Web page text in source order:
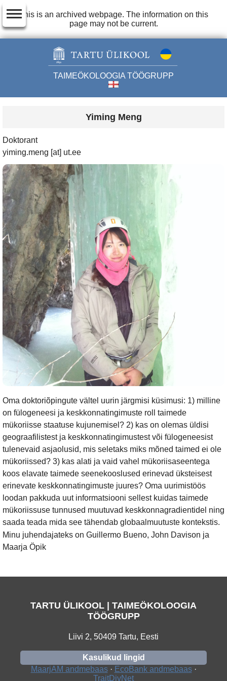
This is an archived webpage. The information on this
page may not be current.
TAIMEÖKOLOOGIA TÖÖGRUPP
dehaze
Yiming Meng
Doktorant
yiming.meng [at] ut.ee
Oma doktoriõpingute vältel uurin järgmisi küsimusi: 1) milline
on fülogeneesi ja keskkonnatingimuste roll taimede
mükoriisse staatuse kujunemisel? 2) kas on olemas üldisi
geograafilistest ja keskkonnatingimustest või fülogeneesist
tulenevaid asjaolusid, mis seletaks miks mõned taimed ei ole
mükoriissed? 3) kas alati ja vaid vahel mükoriisaseentega
koos elavate taimede seenekooslused erinevad üksteisest
erinevate keskkonnatingimuste juures? Oma uurimistöös
loodan pakkuda uut informatsiooni sellest kuidas taimede
mükoriissuse tunnused muutuvad keskkonnagradientidel ning
saada teada mida see tähendab globaalmuutuste kontekstis.
Minu juhendajateks on Guillermo Bueno, John Davison ja
Maarja Öpik
TARTU ÜLIKOOL | TAIMEÖKOLOOGIA
TÖÖGRUPP
Liivi 2, 50409 Tartu, Eesti
Kasulikud lingid
MaarjAM andmebaas· EcoBank andmebaas·
TraitDivNet